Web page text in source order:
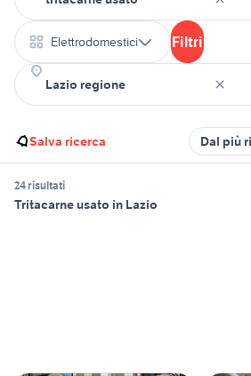
Elettrodomestici Filtri
Salva ricerca Dal più
24 risultati
Tritacarne usato in Lazio